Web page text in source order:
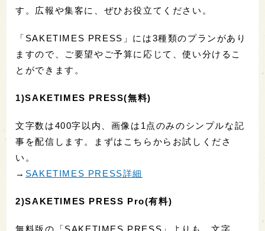
す。広報や集客に、ぜひお役立てください。
「SAKETIMES PRESS」には3種類のプランがあり
ますので、ご要望やご予算に応じて、使い分けるこ
とができます。
1)SAKETIMES PRESS(無料)
文字数は400字以内、画像は1点のみのシンプルな記
事を配信します。まずはこちらからお試しくださ
い。
→ SAKETIMES PRESS詳細
2)SAKETIMES PRESS Pro(有料)
無料版の「SAKETIMES PRESS」よりも、文字